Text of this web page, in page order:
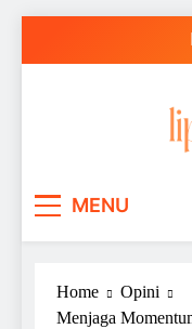
MENU
Home
Opini
Menjaga